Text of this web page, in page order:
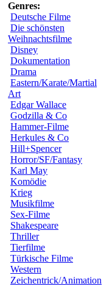
Genres:
Deutsche Filme
Die schönsten
Weihnachtsfilme
Disney
Dokumentation
Drama
Eastern/Karate/Martial
Art
Edgar Wallace
Godzilla & Co
Hammer-Filme
Herkules & Co
Hill+Spencer
Horror/SF/Fantasy
Karl May
Komödie
Krieg
Musikfilme
Sex-Filme
Shakespeare
Thriller
Tierfilme
Türkische Filme
Western
Zeichentrick/Animation